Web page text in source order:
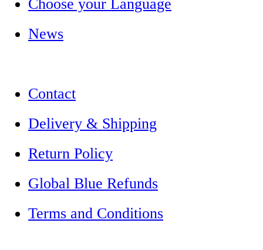
Choose your Language
News
Contact
Delivery & Shipping
Return Policy
Global Blue Refunds
Terms and Conditions